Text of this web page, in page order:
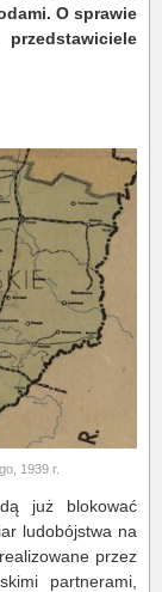
O sprawie
przedstawiciele
1939 r.
już blokować
ludobójstwa na
przez
partnerami,